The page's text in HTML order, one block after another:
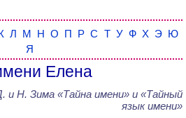
Л М Н О П Р С Т У Ф Х Э Ю
Я
Елена
и Н. Зима «Тайна имени» и «Тайный
язык имени»